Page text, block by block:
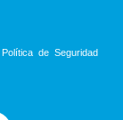
Política de Seguridad